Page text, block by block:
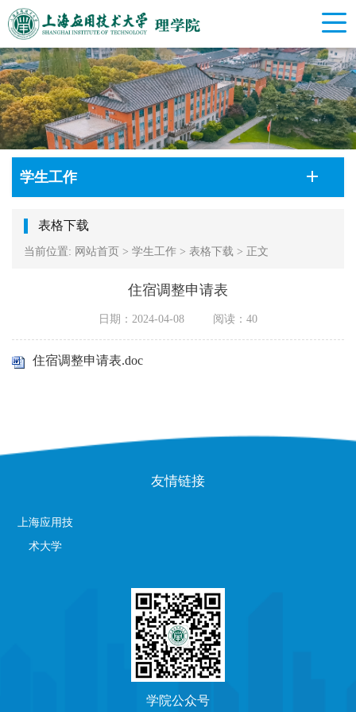
学生工作
表格下载
当前位置: 网站首页 > 学生工作 > 表格下载 > 正文
住宿调整申请表
日期：2024-04-08 阅读： 40
住宿调整申请表.doc
友情链接
上海应用技
术大学
学院公众号